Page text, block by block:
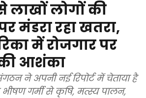
लाखों लोगों की
मंडरा रहा खतरा,
में रोजगार पर
आशंका
ने अपनी नई रिपोर्ट में चेताया है
गर्मी से कृषि, मत्स्य पालन,